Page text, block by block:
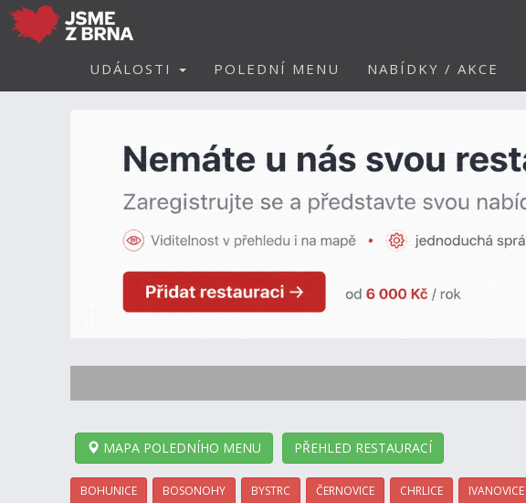
UDÁLOSTI POLEDNÍ MENU NABÍDKY / AKCE
MAPA POLEDNÍHO MENU PŘEHLED RESTAURACÍ
BOHUNICE BOSONOHY BYSTRC ČERNOVICE CHRLICE IVANOVICE